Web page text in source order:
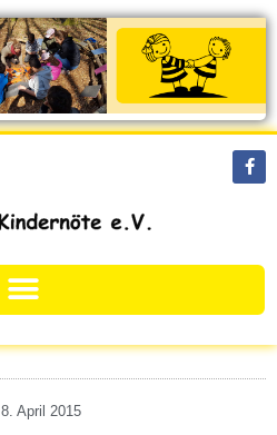
8. April 2015